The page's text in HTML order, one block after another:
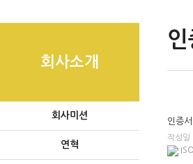
회사소개
회사미션
연혁
인
인증
작성일 :